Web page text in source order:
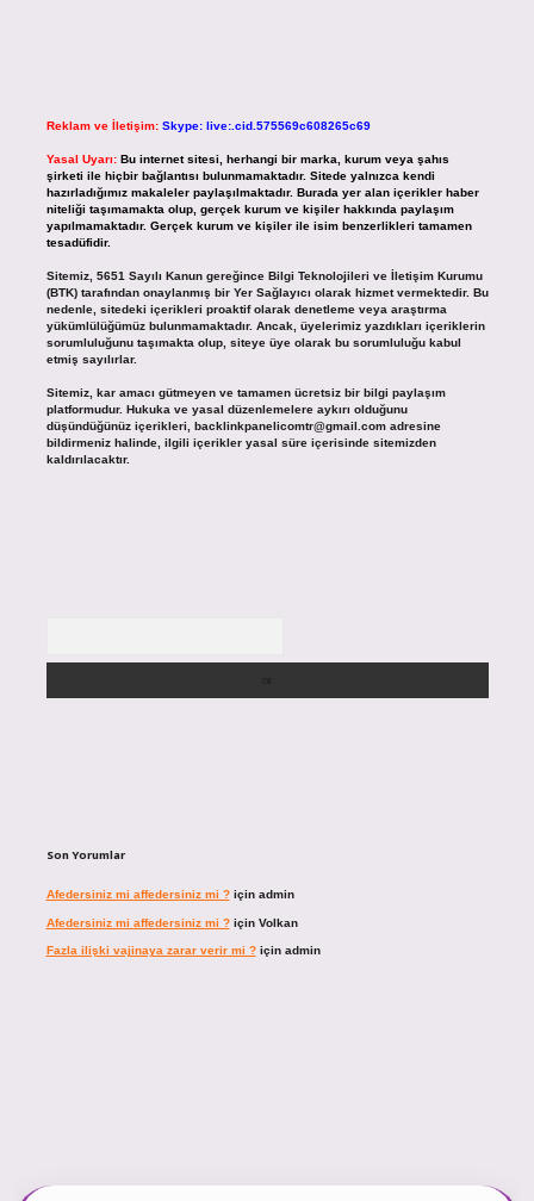
Reklam ve İletişim: Skype: live:.cid.575569c608265c69
Yasal Uyarı: Bu internet sitesi, herhangi bir marka, kurum veya şahıs
şirketi ile hiçbir bağlantısı bulunmamaktadır. Sitede yalnızca kendi
hazırladığımız makaleler paylaşılmaktadır. Burada yer alan içerikler haber
niteliği taşımamakta olup, gerçek kurum ve kişiler hakkında paylaşım
yapılmamaktadır. Gerçek kurum ve kişiler ile isim benzerlikleri tamamen
tesadüfidir.
Sitemiz, 5651 Sayılı Kanun gereğince Bilgi Teknolojileri ve İletişim Kurumu
(BTK) tarafından onaylanmış bir Yer Sağlayıcı olarak hizmet vermektedir. Bu
nedenle, sitedeki içerikleri proaktif olarak denetleme veya araştırma
yükümlülüğümüz bulunmamaktadır. Ancak, üyelerimiz yazdıkları içeriklerin
sorumluluğunu taşımakta olup, siteye üye olarak bu sorumluluğu kabul
etmiş sayılırlar.
Sitemiz, kar amacı gütmeyen ve tamamen ücretsiz bir bilgi paylaşım
platformudur. Hukuka ve yasal düzenlemelere aykırı olduğunu
düşündüğünüz içerikleri, backlinkpanelicomtr@gmail.comadresine
bildirmeniz halinde, ilgili içerikler yasal süre içerisinde sitemizden
kaldırılacaktır.
Son Yorumlar
Afedersiniz mi affedersiniz mi ?için admin
Afedersiniz mi affedersiniz mi ?için Volkan
Fazla ilişki vajinaya zarar verir mi ?için admin